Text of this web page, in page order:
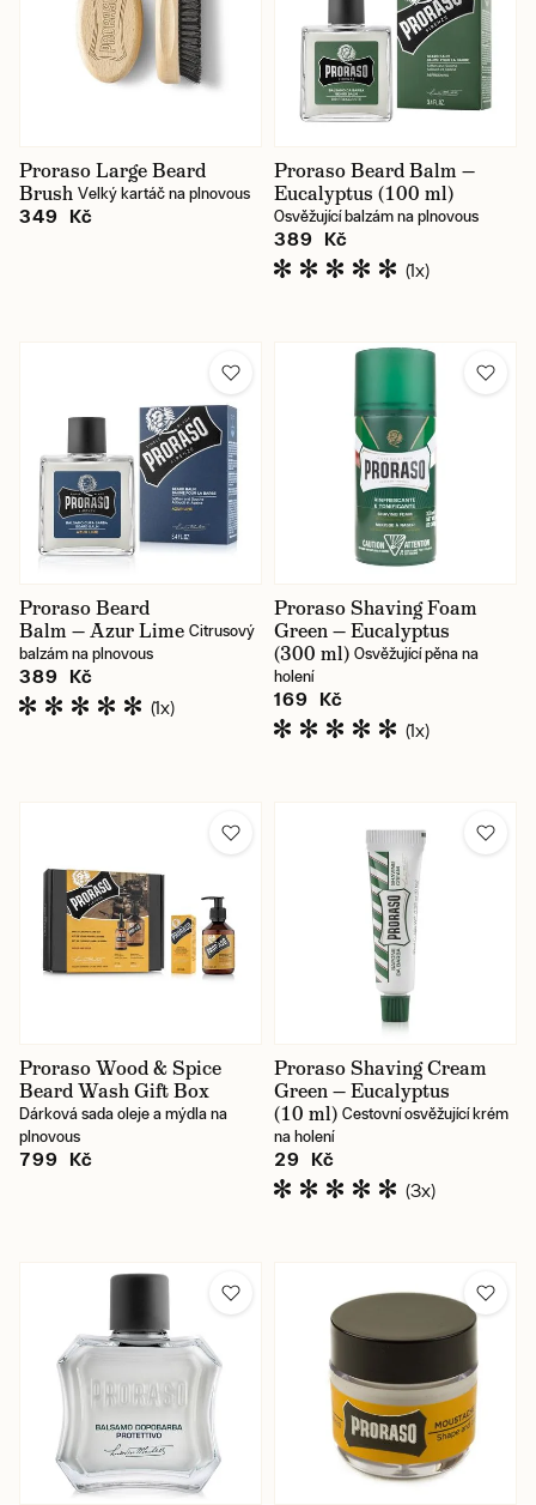
Proraso Large Beard
Brush Velký kartáč na plnovous
349 Kč
Proraso Beard Balm —
Eucalyptus (100 ml)
Osvěžující balzám na plnovous
389 Kč
(1x)
Proraso Beard
Balm — Azur Lime Citrusový
balzám na plnovous
389 Kč
(1x)
Proraso Shaving Foam
Green — Eucalyptus
(300 ml) Osvěžující pěna na
holení
169 Kč
(1x)
Proraso Wood & Spice
Beard Wash Gift Box
Dárková sada oleje a mýdla na
plnovous
799 Kč
Proraso Shaving Cream
Green — Eucalyptus
(10 ml) Cestovní osvěžující krém
na holení
29 Kč
(3x)